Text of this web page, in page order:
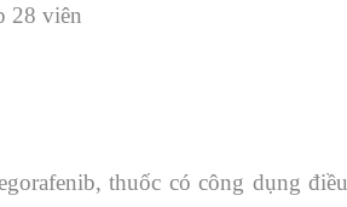
28 viên
thuốc có công dụng